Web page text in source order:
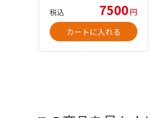
税込 7500円
カートに入れる